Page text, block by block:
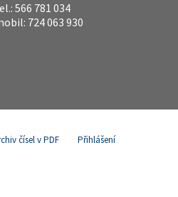
566 781 034
724 063 930
čísel v PDF Přihlášení